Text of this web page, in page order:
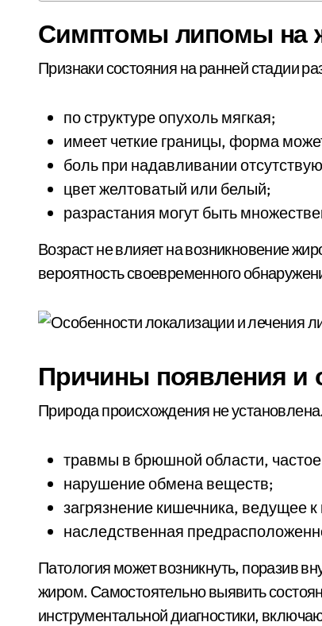
Симптомы липомы на
Признаки состояния на ранней стадии
по структуре опухоль мягкая;
имеет четкие границы, форма
боль при надавливании
цвет желтоватый или белый;
разрастания могут быть
Возраст не влияет на возникновение
вероятность своевременного
Причины появления и
Природа происхождения не
травмы в брюшной области,
нарушение обмена веществ;
загрязнение кишечника, ведущее
наследственная
Патология может возникнуть, поразив
жиром. Самостоятельно выявить
инструментальной диагностики,